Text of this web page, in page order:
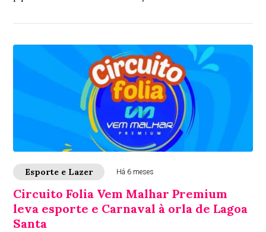
Esporte e Lazer Há 6 meses
Circuito Folia Vem Malhar Premium
leva esporte e Carnaval à orla de Lagoa
Santa